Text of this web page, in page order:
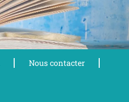
Nous contacter